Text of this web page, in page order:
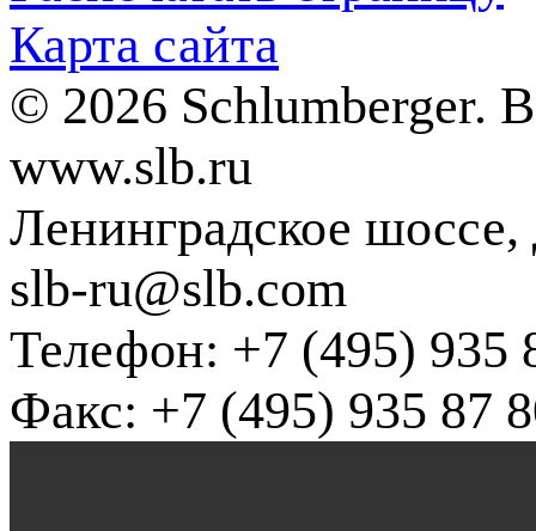
Карта сайта
© 2026 Schlumberger.
www.slb.ru
Ленинградское
slb-ru@slb.com
Телефон: +7 (495) 935
Факс: +7 (495) 935 87